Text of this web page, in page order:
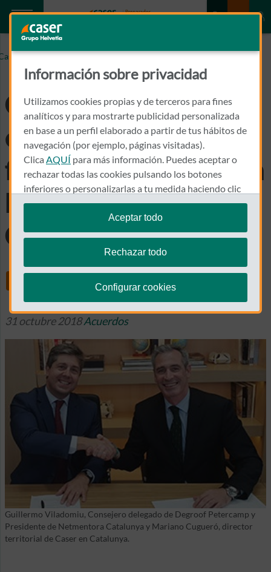
CASER APUESTA POR EL EMPRENDIMIENTO Y FIRMA
Caser apuesta por el
emprendimiento y
firma un acuerdo con
Netmentora
Catalunya
Share
31 octubre 2018Acuerdos
Guillermo Viladomiu, Consejero delegado de Degroof Petercamp y
Presidente de Netmentora Catalunya y Mariano Cugueró, director
territorial de Caser en Catalunya.
Información sobre privacidad
Utilizamos cookies propias y de terceros para fines
analíticos y para mostrarte publicidad personalizada
en base a un perfil elaborado a partir de tus hábitos de
navegación (por ejemplo, páginas visitadas).
Clica AQUÍ para más información. Puedes aceptar o
rechazar todas las cookies pulsando los botones
inferiores o personalizarlas a tu medida haciendo clic
en"configurar cookies".
Te recordamos que puedes modificar tus ajustes de
cookies en cualquier momento en la sección
Aceptar todo
Rechazar todo
Configurar cookies